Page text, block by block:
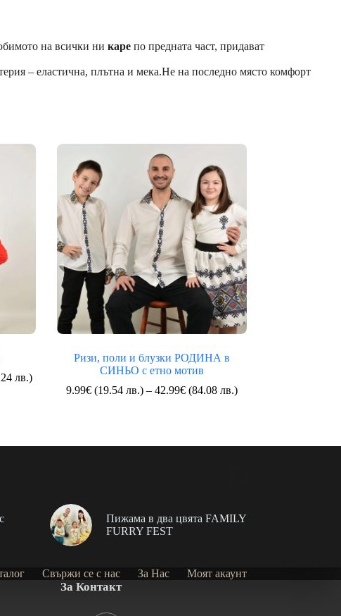
на всички ни каре по предната част, придават
– еластична, плътна и мека.Не на последно място комфорт
лв.)Price
Ризи, поли и блузки РОДИНА в
СИНЬО с етно мотив
9.99€(19.54 лв.) – 42.99€(84.08 лв.)Price
Пижама в два цвята FAMILY
FURRY FEST
Свържи се с нас За Нас
Моят акаунт
За Контакт